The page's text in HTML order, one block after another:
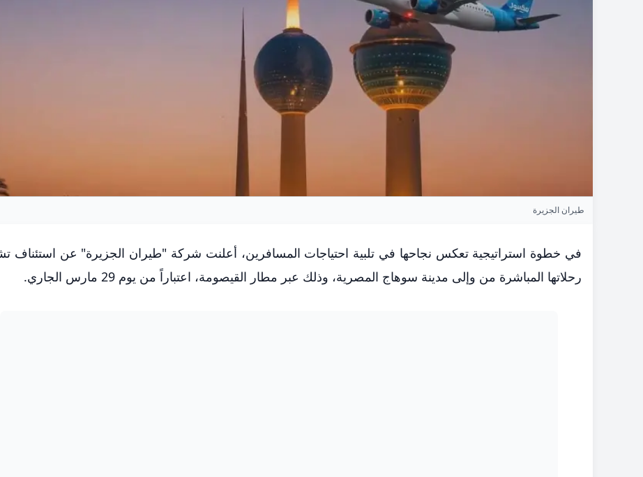
طيران الجزيرة
في خطوة استراتيجية تعكس نجاحها في تلبية احتياجات المسافرين، أعلنت شركة "طيران الجزيرة" عن استئناف
رحلاتها المباشرة من وإلى مدينة سوهاج المصرية، وذلك عبر مطار القيصومة، اعتباراً من يوم 29 مارس الجاري.